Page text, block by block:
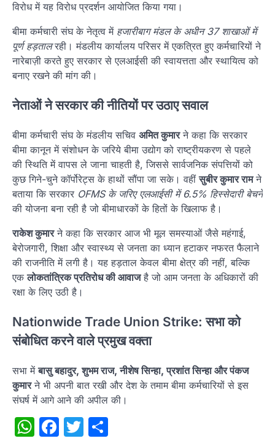
विरोध में यह विरोध प्रदर्शन आयोजित किया गया।
बीमा कर्मचारी संघ के नेतृत्व में हजारीबाग मंडल के अधीन 37 शाखाओं में
पूर्ण हड़तालरही। मंडलीय कार्यालय परिसर में एकत्रित हुए कर्मचारियों ने
नारेबाज़ी करते हुए सरकार से एलआईसी की स्वायत्तता और स्थायित्व को
बनाए रखने की मांग की।
नेताओं ने सरकार की नीतियों पर उठाए सवाल
बीमा कर्मचारी संघ के मंडलीय सचिव अमित कुमारने कहा कि सरकार
बीमा कानून में संशोधन के जरिये बीमा उद्योग को राष्ट्रीयकरण से पहले
की स्थिति में वापस ले जाना चाहती है, जिससे सार्वजनिक संपत्तियों को
कुछ गिने-चुने कॉर्पोरेट्स के हाथों सौंपा जा सके। वहींसुबीर कुमार रामने
बताया कि सरकार OFMS के जरिए एलआईसी में 6.5% हिस्सेदारी बेचने
की योजना बना रही है जो बीमाधारकों के हितों के खिलाफ है।
राकेश कुमारने कहा कि सरकार आज भी मूल समस्याओं जैसे महंगाई,
बेरोजगारी, शिक्षा और स्वास्थ्य से जनता का ध्यान हटाकर नफरत फैलाने
की राजनीति में लगी है। यह हड़ताल केवल बीमा क्षेत्र की नहीं, बल्कि
एकलोकतांत्रिक प्रतिरोध की आवाजहै जो आम जनता के अधिकारों की
रक्षा के लिए उठी है।
Nationwide Trade Union Strike: सभा को
संबोधित करने वाले प्रमुख वक्ता
सभा मेंबासु बहादुर, शुभम राज, नीशेष सिन्हा, प्रशांत सिन्हा और पंकज
कुमारने भी अपनी बात रखी और देश के तमाम बीमा कर्मचारियों से इस
संघर्ष में आगे आने की अपील की।
WhatsApp
Facebook
Twitter